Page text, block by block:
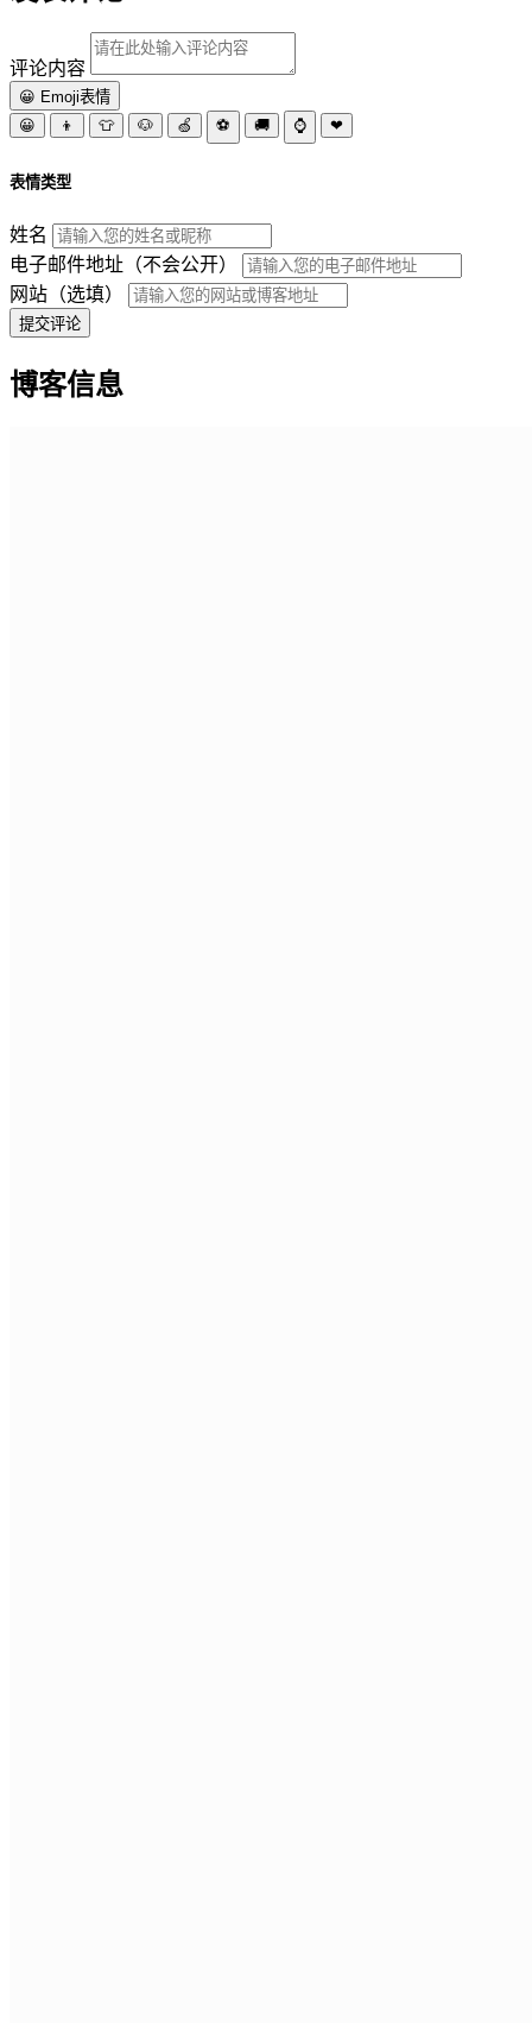
评论内容
😀 Emoji表情
😀
👦 👕 🐶 🍏 ⚽ 🚚 ⌚ ❤
表情类型
姓名
电子邮件地址（不会公开）
网站（选填）
提交评论
博客信息